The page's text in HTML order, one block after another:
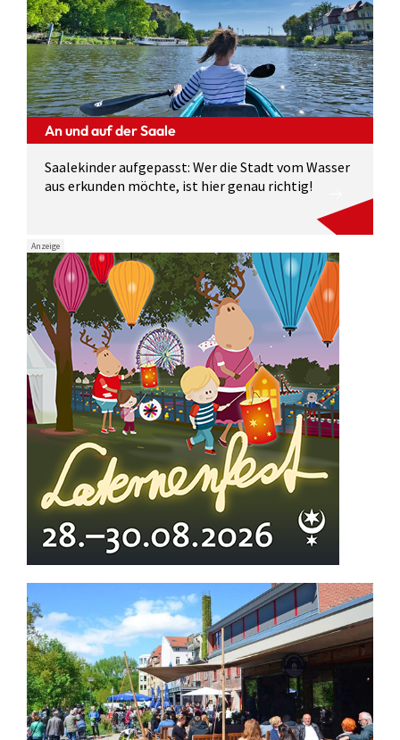
An und auf der Saale
Saalekinder aufgepasst: Wer die Stadt vom Wasser
aus erkunden möchte, ist hier genau richtig!
Anzeige